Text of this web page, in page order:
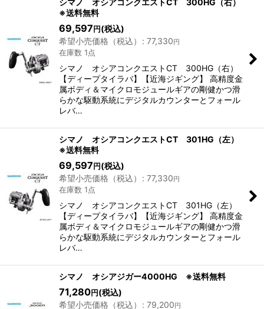
シマノ オシアコンクエストCT 300HG（右）
※送料無料
69,597 円 (税込)
希望小売価格（税込）
: 77,330 円
在庫数 1点
シマノ オシアコンクエストCT 300HG（右）
【ディープタイラバ】【近海ジギング】 高精度金
属ボディ＆マイクロモジュールギアの剛健かつ滑
らかな駆動系統にデジタルカウンターとフォール
レバ…
シマノ オシアコンクエストCT 301HG（左）
※送料無料
69,597 円 (税込)
希望小売価格（税込）
: 77,330 円
在庫数 1点
シマノ オシアコンクエストCT 301HG（左）
【ディープタイラバ】【近海ジギング】 高精度金
属ボディ＆マイクロモジュールギアの剛健かつ滑
らかな駆動系統にデジタルカウンターとフォール
レバ…
シマノ オシアジガー4000HG ※送料無料
71,280円 (税込)
希望小売価格（税込）
: 79,200 円